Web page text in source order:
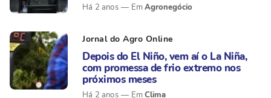
Há 2 anos Agronegócio
Jornal do Agro Online
Depois do El Niño, vem aí o La Niña,
com promessa de frio extremo nos
próximos meses
Há 2 anos Clima